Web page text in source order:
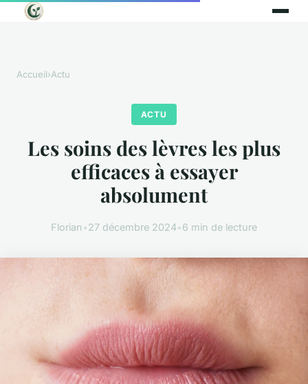
Accueil›Actu
ACTU
Les soins des lèvres les plus
efficaces à essayer
absolument
Florian•27 décembre 2024•6 min de lecture